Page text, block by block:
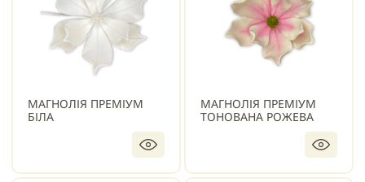
МАГНОЛІЯ ПРЕМІУМ
БІЛА
МАГНОЛІЯ ПРЕМІУМ
ТОНОВАНА РОЖЕВА